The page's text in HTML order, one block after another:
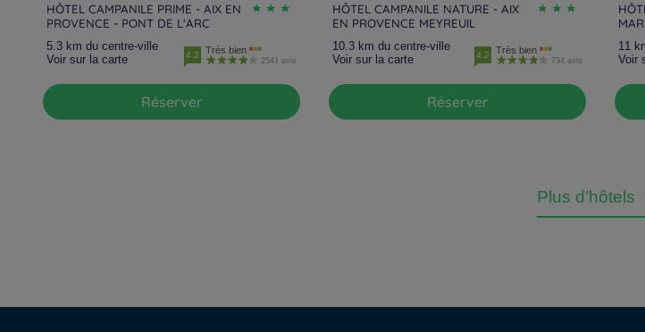
HÔTEL CAMPANILE PRIME - AIX EN
PROVENCE - PONT DE L'ARC
5.3 km du centre-ville
Voir sur la carte
4.2 Très bien
2541 avis
Réserver
HÔTEL CAMPANILE NATURE - AIX
EN PROVENCE MEYREUIL
10.3 km du centre-ville
Voir sur la carte
4.2 Très bien
734 avis
Réserver
11
Voir
Plus d’hôtels